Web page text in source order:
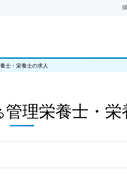
士・栄養士の求人
管理栄養士・栄